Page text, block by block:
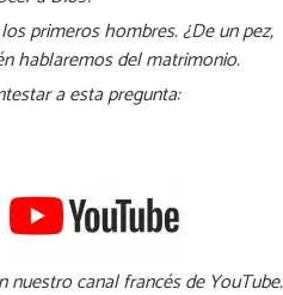
primeros hombres. ¿De un pez,
hablaremos del matrimonio.
a esta pregunta:
nuestro canal francés de YouTube.